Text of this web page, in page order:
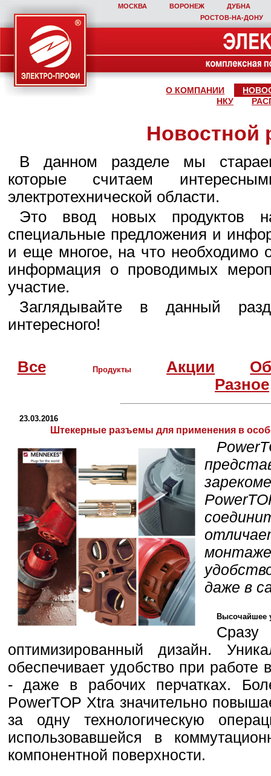
МОСКВА ВОРОНЕЖ
ДУБНА
РОСТОВ‑НА‑ДОНУ
О КОМПАНИИ
НКУ
Новостной
В данном разделе мы
которые считаем
электротехнической области.
Это ввод новых продуктов
специальные предложения и
и еще многое, на что необходимо
информация о проводимых
участие.
Заглядывайте в данный
интересного!
Все Продукты Акции
Разное
23.03.2016
Штекерные разъемы для применения в
даже в
Высочайшее
оптимизированный дизайн.
обеспечивает удобство при
- даже в рабочих перчатках.
PowerTOP Xtra значительно
за одну технологическую
использовавшейся в
компонентной поверхности.